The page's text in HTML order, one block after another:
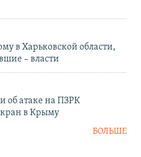
в Харьковской области,
– власти
об атаке на ПЗРК
в Крыму
БОЛЬШЕ